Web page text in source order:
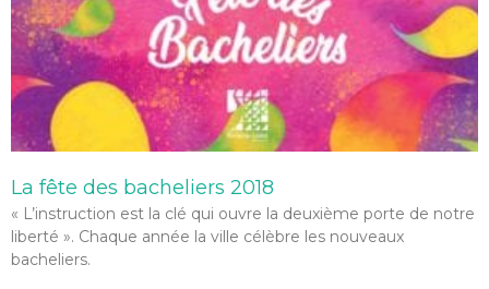
La fête des bacheliers 2018
« L’instruction est la clé qui ouvre la deuxième porte de notre
liberté ». Chaque année la ville célèbre les nouveaux
bacheliers.